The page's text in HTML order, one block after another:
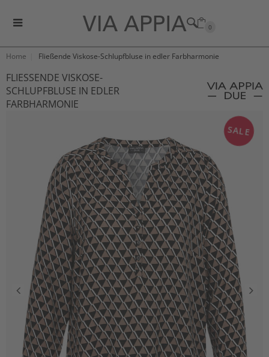
0
Home Fließende Viskose-Schlupfbluse in edler Farbharmonie
FLIESSENDE VISKOSE-S
CHLUPFBLUSE IN EDLER F
ARBHARMONIE
SALE